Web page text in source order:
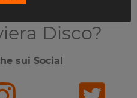
Disco?
sui Social